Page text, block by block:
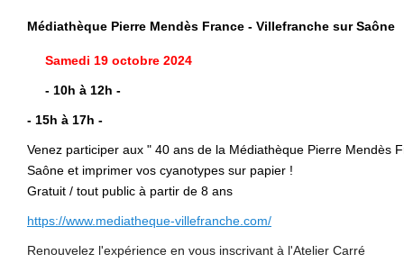
Médiathèque Pierre Mendès France - Villefranche sur Saône
Samedi 19 octobre 2024
- 10h à 12h -
- 15h à 17h -
Venez participer aux " 40 ans de la Médiathèque Pierre Mendès
Saône et imprimer vos cyanotypes sur papier !
Gratuit / tout public à partir de 8 ans
https://www.mediatheque-villefranche.com/
Renouvelez l'expérience en vous inscrivant à l'Atelier Carré